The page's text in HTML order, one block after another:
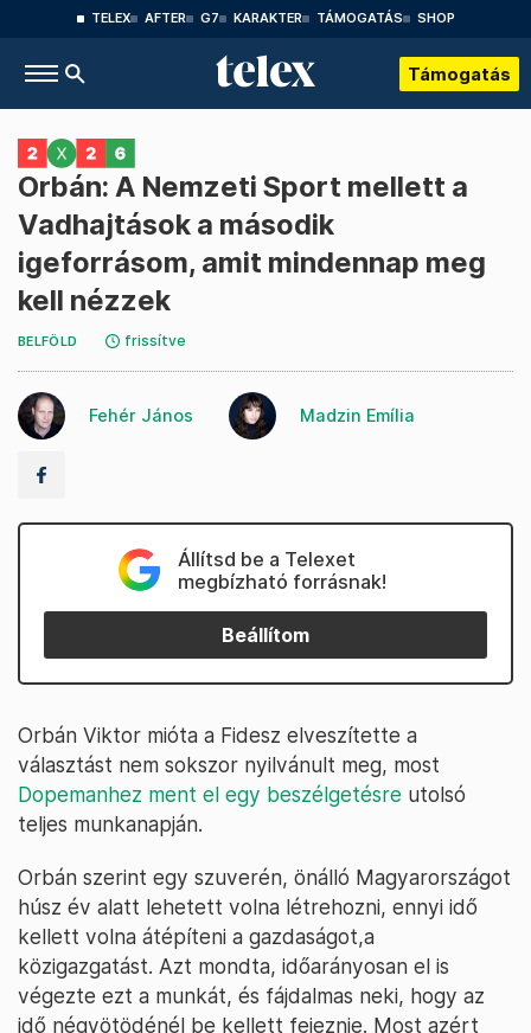
TELEX AFTER G7 KARAKTER TÁMOGATÁS SHOP
Támogatás
Orbán: A Nemzeti Sport mellett a
Vadhajtások a második
igeforrásom, amit mindennap meg
kell nézzek
BELFÖLD frissítve
Fehér János Madzin Emília
Állítsd be a Telexet
megbízható forrásnak!
Beállítom
Orbán Viktor mióta a Fidesz elveszítette a
választást nem sokszor nyilvánult meg, most
Dopemanhez ment el egy beszélgetésre utolsó
teljes munkanapján.
Orbán szerint egy szuverén, önálló Magyarországot
húsz év alatt lehetett volna létrehozni, ennyi idő
kellett volna átépíteni a gazdaságot,a
közigazgatást. Azt mondta, időarányosan el is
végezte ezt a munkát, és fájdalmas neki, hogy az
idő négyötödénél be kellett fejeznie. Most azért